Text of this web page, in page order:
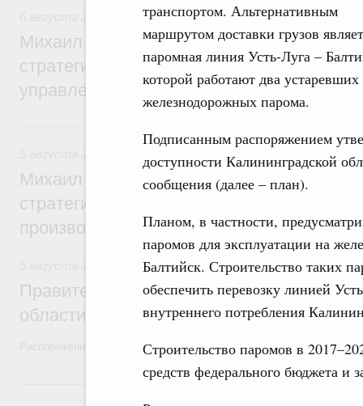
транспортом. Альтернативным
маршрутом доставки грузов
паромная линия Усть-Луга –
которой работают два устаревших
железнодорожных парома.
Подписанным распоряжением
доступности Калининградской
сообщения (далее – план).
Планом, в частности,
паромов для эксплуатации на
Балтийск. Строительство таких
обеспечить перевозку линией
внутреннего потребления
Строительство паромов в
средств федерального бюджета и
Технологическое развитие. Инновации
Михаил Мишустин дал поручения по
стратегической сессии о
управления научно-технологическим
Вопросы производительности труда и
Михаил Мишустин дал поручения по
стратегической сессии, посвящённой
производительности труда
Национальный проект «Экологическое
Правительство увеличило объём
области в рамках федерального
Распоряжение от 3 августа 2026 года №2067-р
3 августа, понедельник